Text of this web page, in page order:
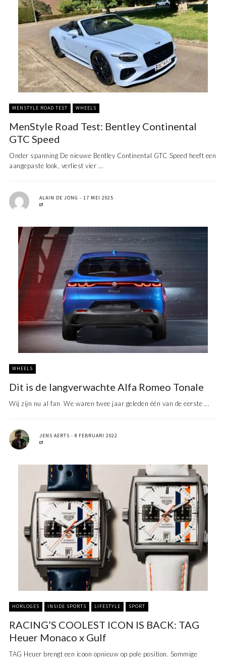
MENSTYLE ROAD TEST WHEELS
MenStyle Road Test: Bentley Continental
GTC Speed
Onder spanning De nieuwe Bentley Continental GTC Speed heeft een
aangepaste look, verliest vier ...
ALAIN DE JONG 17 MEI 2025
WHEELS
Dit is de langverwachte Alfa Romeo Tonale
Wij zijn nu al fan We waren twee jaar geleden één van de eerste ...
JENS AERTS 8 FEBRUARI 2022
HORLOGES INSIDE SPORTS LIFESTYLE SPORT
RACING’S COOLEST ICON IS BACK: TAG
Heuer Monaco x Gulf
TAG Heuer brengt een icoon opnieuw op pole position. Sommige